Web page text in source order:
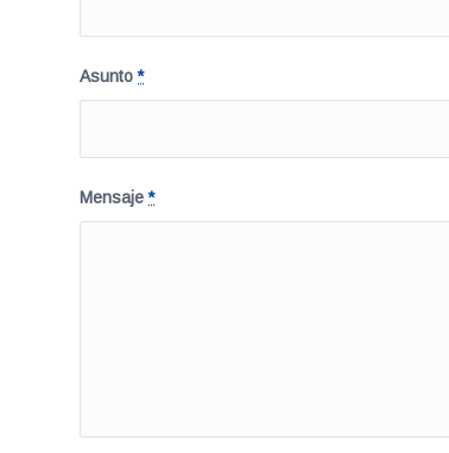
Asunto*
Mensaje*